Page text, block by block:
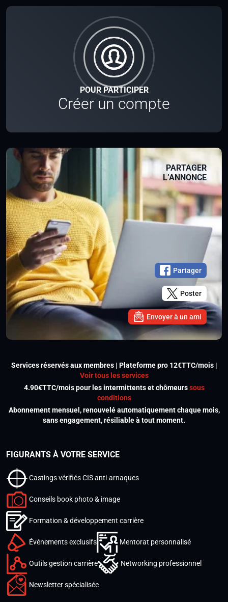
POUR PARTICIPER
Créer un compte
PARTAGER
L’ANNONCE
Partager
Poster
Envoyer à un ami
Services réservés aux membres | Plateforme pro 12€TTC/mois |
Voir tous les services
4.90€TTC/mois pour les intermittents et chômeurssous
conditions
Abonnement mensuel, renouvelé automatiquement chaque mois,
sans engagement, résiliable à tout moment.
FIGURANTS À VOTRE SERVICE
Castings vérifiés CIS anti-arnaques
Conseils book photo & image
Formation & développement carrière
Événements exclusifs Mentorat personnalisé
Outils gestion carrière Networking professionnel
Newsletter spécialisée